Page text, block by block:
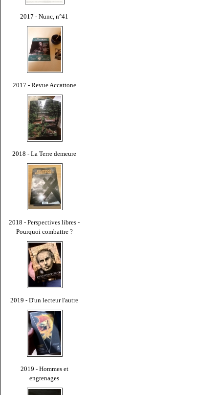
2017 - Nunc, n°41
2017 - Revue Accattone
2018 - La Terre demeure
2018 - Perspectives libres -
Pourquoi combattre ?
2019 - D'un lecteur l'autre
2019 - Hommes et
engrenages